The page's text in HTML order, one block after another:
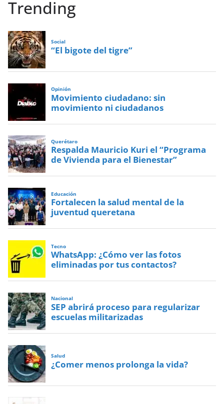
Trending
Social
“El bigote del tigre”
Opinión
Movimiento ciudadano: sin
movimiento ni ciudadanos
Querétaro
Respalda Mauricio Kuri el “Programa
de Vivienda para el Bienestar”
Educación
Fortalecen la salud mental de la
juventud queretana
Tecno
WhatsApp: ¿Cómo ver las fotos
eliminadas por tus contactos?
Nacional
SEP abrirá proceso para regularizar
escuelas militarizadas
Salud
¿Comer menos prolonga la vida?